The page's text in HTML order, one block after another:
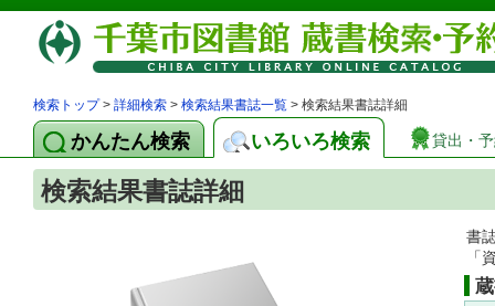
検索トップ> 詳細検索 > 検索結果書誌一覧 > 検索結果書誌詳細
かんたん検索 いろいろ検索 貸出・
検索結果書誌詳細
書
「